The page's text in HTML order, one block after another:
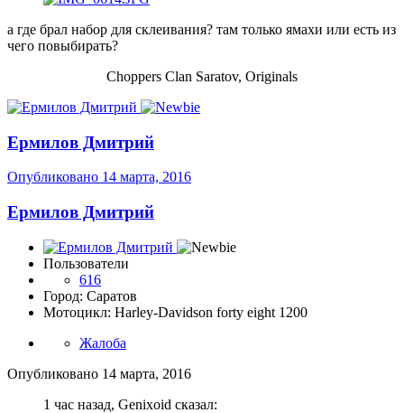
а где брал набор для склеивания? там только ямахи или есть из
чего повыбирать?
Choppers Clan Saratov, Originals
Ермилов Дмитрий
Опубликовано 14 марта, 2016
Ермилов Дмитрий
Пользователи
616
Город: Саратов
Мотоцикл: Harley-Davidson forty eight 1200
Жалоба
Опубликовано 14 марта, 2016
1 час назад, Genixoid сказал: